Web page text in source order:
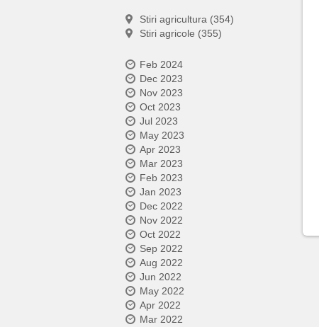
Stiri agricultura (354)
Stiri agricole (355)
Feb 2024
Dec 2023
Nov 2023
Oct 2023
Jul 2023
May 2023
Apr 2023
Mar 2023
Feb 2023
Jan 2023
Dec 2022
Nov 2022
Oct 2022
Sep 2022
Aug 2022
Jun 2022
May 2022
Apr 2022
Mar 2022